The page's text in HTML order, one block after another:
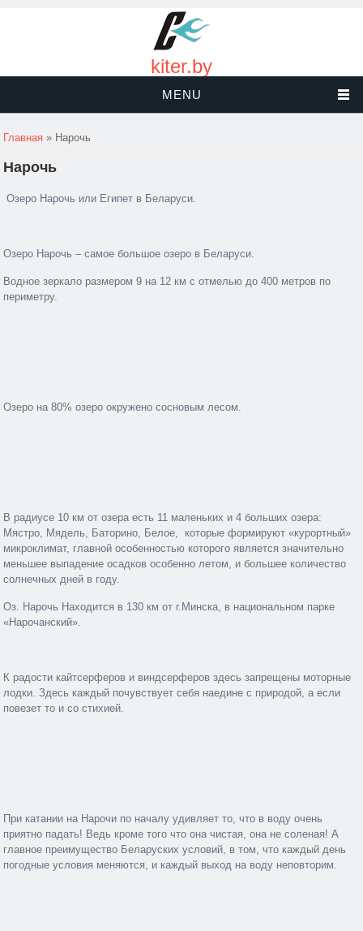
kiter.by
MENU
Вы здесь
Главная » Нарочь
Нарочь
Озеро Нарочь или Египет в Беларуси.
Озеро Нарочь – самое большое озеро в Беларуси.
Водное зеркало размером 9 на 12 км с отмелью до 400 метров по
периметру.
Озеро на 80% озеро окружено сосновым лесом.
В радиусе 10 км от озера есть 11 маленьких и 4 больших озера:
Мястро, Мядель, Баторино, Белое, которые формируют «курортный»
микроклимат, главной особенностью которого является значительно
меньшее выпадение осадков особенно летом, и большее количество
солнечных дней в году.
Оз. Нарочь Находится в 130 км от г.Минска, в национальном парке
«Нарочанский».
К радости кайтсерферов и виндсерферов здесь запрещены моторные
лодки. Здесь каждый почувствует себя наедине с природой, а если
повезет то и со стихией.
При катании на Нарочи по началу удивляет то, что в воду очень
приятно падать! Ведь кроме того что она чистая, она не соленая! А
главное преимущество Беларуских условий, в том, что каждый день
погодные условия меняются, и каждый выход на воду неповторим.